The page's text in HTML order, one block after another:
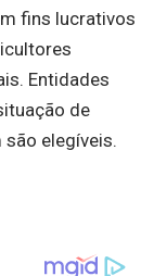
fins lucrativos
Entidades
de
elegíveis.